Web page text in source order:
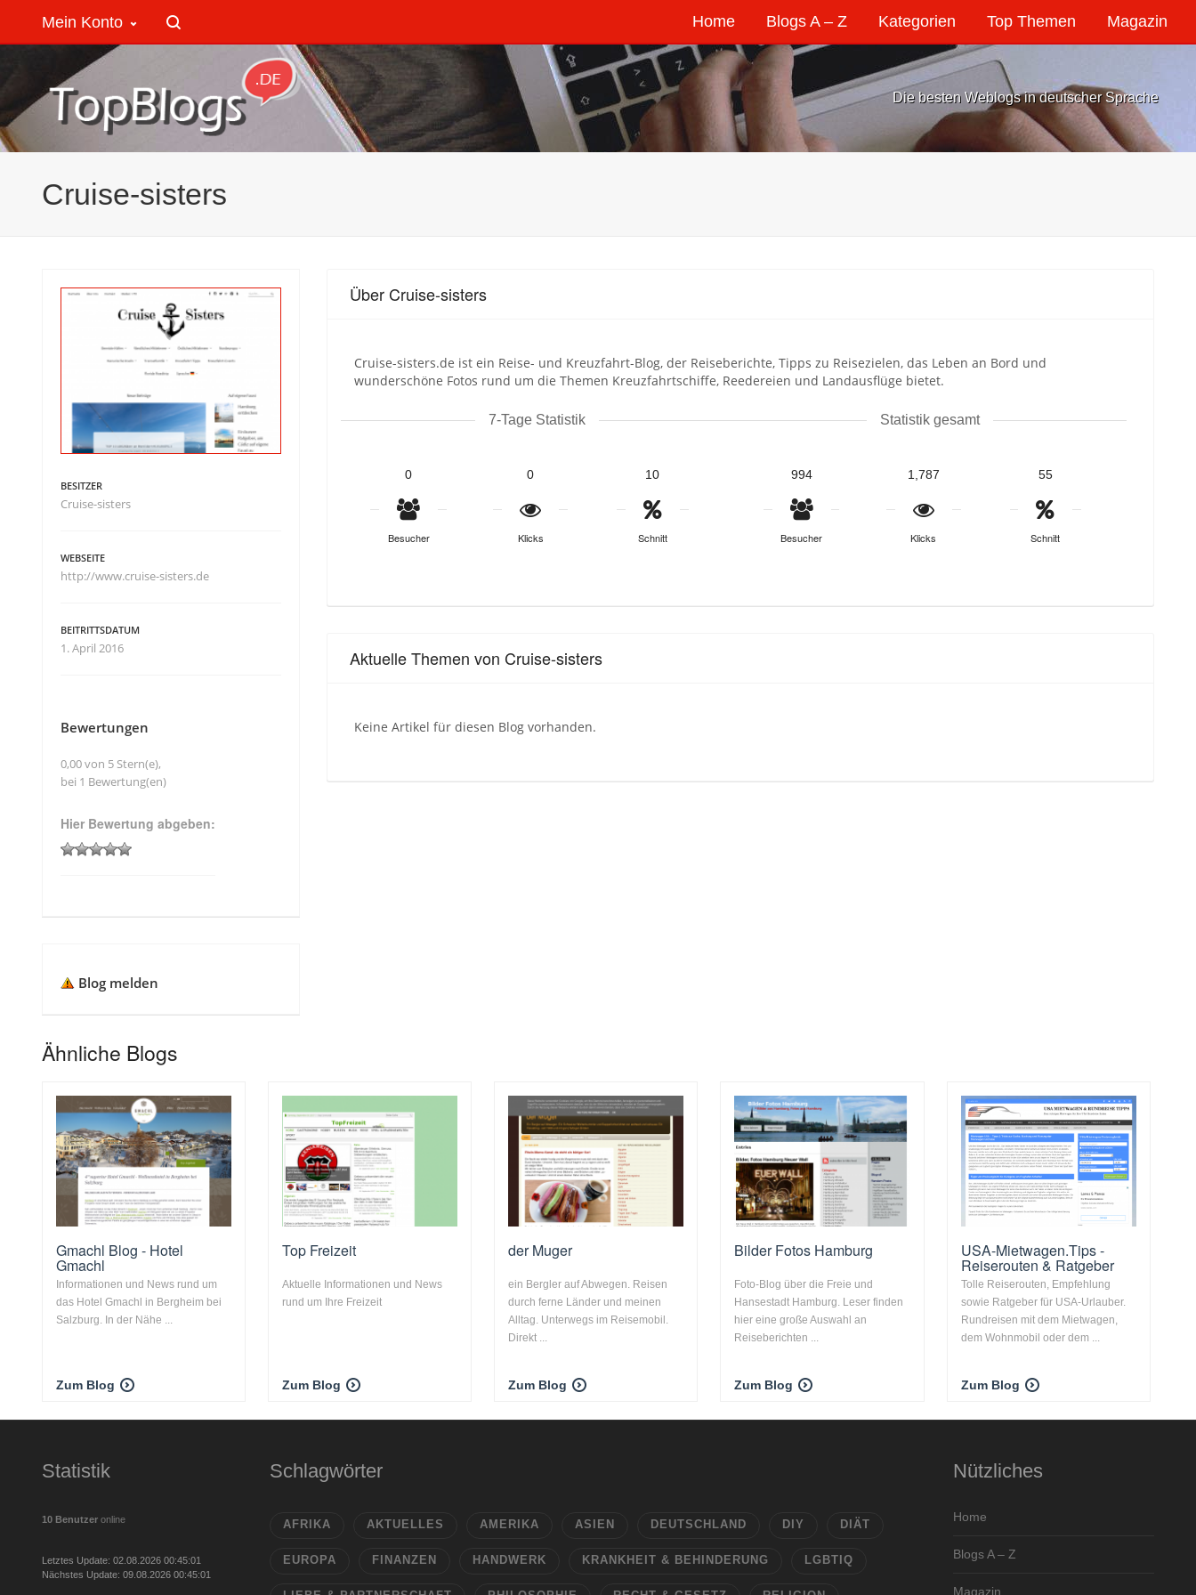
Home Blogs A – Z Kategorien Top Themen Magazin
Mein Konto
Die besten Weblogs in deutscher Sprache
Cruise-sisters
Über Cruise-sisters
Cruise-sisters.de ist ein Reise- und Kreuzfahrt-Blog, der Reiseberichte, Tipps zu Reisezielen, das Leben an Bord und
wunderschöne Fotos rund um die Themen Kreuzfahrtschiffe, Reedereien und Landausflüge bietet.
7-Tage Statistik
0
Besucher
0
Klicks
10
Schnitt
Statistik gesamt
994
Besucher
1,787
Klicks
55
Schnitt
Aktuelle Themen von Cruise-sisters
Keine Artikel für diesen Blog vorhanden.
BESITZER
Cruise-sisters
WEBSEITE
http://www.cruise-sisters.de
BEITRITTSDATUM
1. April 2016
Bewertungen
0,00 von 5 Stern(e),
bei 1 Bewertung(en)
Hier Bewertung abgeben:
Blog melden
Ähnliche Blogs
Gmachl Blog - Hotel
Gmachl
Informationen und News rund um
das Hotel Gmachl in Bergheim bei
Salzburg. In der Nähe ...
Zum Blog
Top Freizeit
Aktuelle Informationen und News
rund um Ihre Freizeit
Zum Blog
der Muger
ein Bergler auf Abwegen. Reisen
durch ferne Länder und meinen
Alltag. Unterwegs im Reisemobil.
Direkt ...
Zum Blog
Bilder Fotos Hamburg
Foto-Blog über die Freie und
Hansestadt Hamburg. Leser finden
hier eine große Auswahl an
Reiseberichten ...
Zum Blog
USA-Mietwagen.Tips -
Reiserouten & Ratgeber
Tolle Reiserouten, Empfehlung
sowie Ratgeber für USA-Urlauber.
Rundreisen mit dem Mietwagen,
dem Wohnmobil oder dem ...
Zum Blog
Statistik
10 Benutzer online
Letztes Update: 02.08.2026 00:45:01
Nächstes Update: 09.08.2026 00:45:01
Schlagwörter
AFRIKA AKTUELLES AMERIKA ASIEN DEUTSCHLAND DIY DIÄT
EUROPA FINANZEN HANDWERK KRANKHEIT & BEHINDERUNG LGBTIQ
Nützliches
Home
Blogs A – Z
Magazin